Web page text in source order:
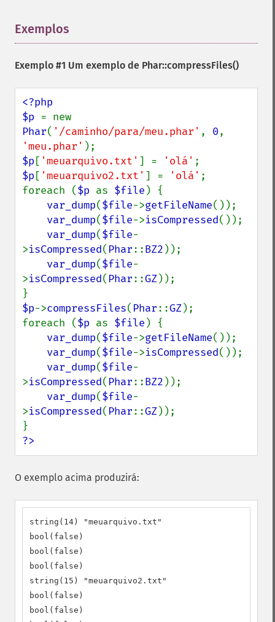
Exemplos
Exemplo #1 Um exemplo de Phar::compressFiles()
<?php
$p
Phar( '/caminho/para/meu.phar' , 0
'meu.phar'
$p [ 'meuarquivo.txt' ] = 'olá'
$p [ 'meuarquivo2.txt' ] = 'olá' ;
foreach ($p as $file ) {
var_dump($file->getFileName());
var_dump($file->isCompressed());
var_dump($file-
>isCompressed( Phar::BZ2 ));
var_dump($file-
>isCompressed( Phar::GZ));
$p->compressFiles( Phar::GZ);
foreach ($p as $file ) {
var_dump($file->getFileName());
var_dump($file->isCompressed());
var_dump($file-
>isCompressed( Phar::BZ2 ));
var_dump($file-
>isCompressed( Phar::GZ));
?>
O exemplo acima produzirá:
string(14) "meuarquivo.txt"
bool(false)
bool(false)
bool(false)
string(15) "meuarquivo2.txt"
bool(false)
bool(false)